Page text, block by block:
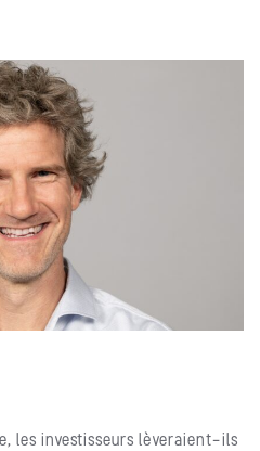
les investisseurs lèveraient-ils